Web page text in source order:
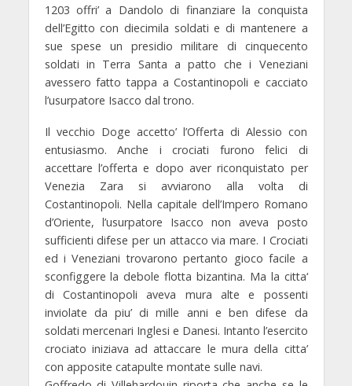
1203 offri’ a Dandolo di finanziare la conquista
dell’Egitto con diecimila soldati e di mantenere a
sue spese un presidio militare di cinquecento
soldati in Terra Santa a patto che i Veneziani
avessero fatto tappa a Costantinopoli e cacciato
l’usurpatore Isacco dal trono.
Il vecchio Doge accetto’ l’Offerta di Alessio con
entusiasmo. Anche i crociati furono felici di
accettare l’offerta e dopo aver riconquistato per
Venezia Zara si avviarono alla volta di
Costantinopoli. Nella capitale dell’Impero Romano
d’Oriente, l’usurpatore Isacco non aveva posto
sufficienti difese per un attacco via mare. I Crociati
ed i Veneziani trovarono pertanto gioco facile a
sconfiggere la debole flotta bizantina. Ma la citta‘
di Costantinopoli aveva mura alte e possenti
inviolate da piu’ di mille anni e ben difese da
soldati mercenari Inglesi e Danesi. Intanto l’esercito
crociato iniziava ad attaccare le mura della citta’
con apposite catapulte montate sulle navi.